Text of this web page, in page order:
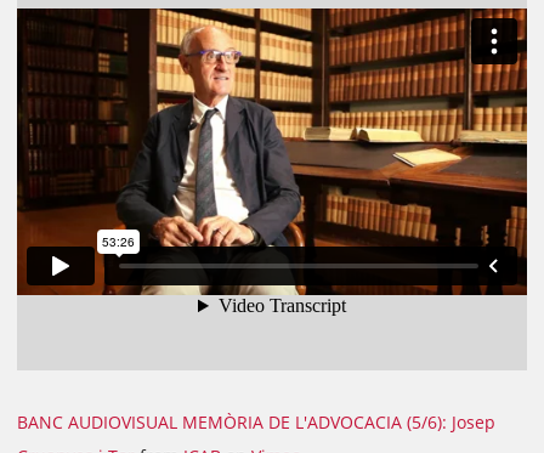
BANC AUDIOVISUAL MEMÒRIA DE L'ADVOCACIA (5/6): Josep